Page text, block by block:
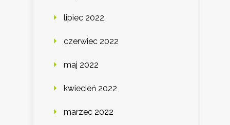
lipiec 2022
czerwiec 2022
maj 2022
kwiecień 2022
marzec 2022